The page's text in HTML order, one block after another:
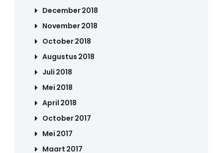
December 2018
November 2018
October 2018
Augustus 2018
Juli 2018
Mei 2018
April 2018
October 2017
Mei 2017
Maart 2017